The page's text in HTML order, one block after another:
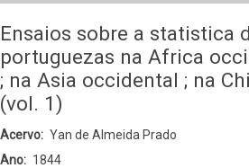
statistica
portuguezas
Ensaios sobre a statistica
portuguezas na Africa
; na Asia occidental ; na
(vol. 1)
Acervo
Yan de Almeida Prado
Ano
1844